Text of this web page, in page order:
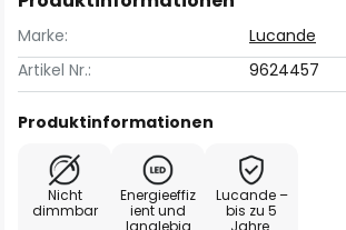
Marke:
Lucande
Artikel Nr.:
9624457
Produktinformationen
Nicht
dimmbar
Energieeffiz
ient und
langlebig
Lucande –
bis zu 5
Jahre